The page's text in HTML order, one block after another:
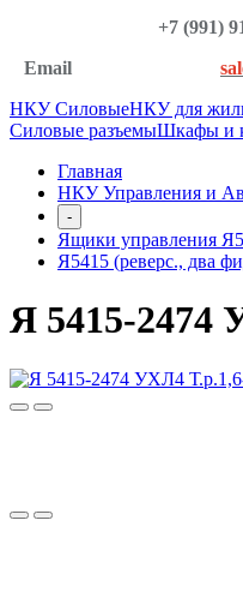
+7 (991) 911-
Email
НКУ СиловыеНКУ для
Силовые разъемыШкафы и
Главная
НКУ Управления и
-
Ящики управления
Я5415 (реверс., два
Я 5415-2474